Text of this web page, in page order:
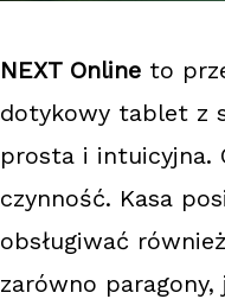
NEXT Onlineto
dotykowy tablet z
prosta i intuicyjna.
czynność. Kasa
obsługiwać
zarówno paragony,